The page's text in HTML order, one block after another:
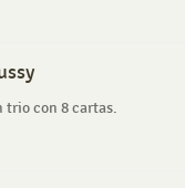
trio con 8 cartas.